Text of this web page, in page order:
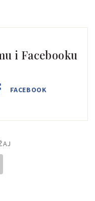
i Facebooku
FACEBOOK